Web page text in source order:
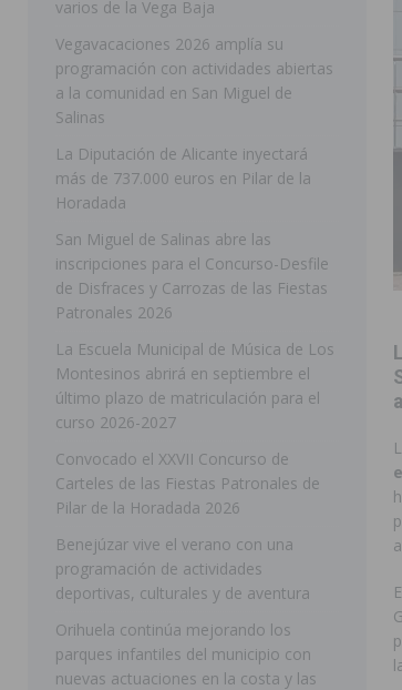
[ 05/08/2026 ]
Orihuela ultima
CEIP Virgen de la Puerta
ORIHUELA
Torrevieja presenta su
[ 05/08/2026 ] Sanidad Orihuela llama
los desplazamientos
ORIHUELA
Orihuela acogerá una
ORIHUELA
[ 06/08/2026 ]
Redován presenta la
[ 06/08/2026 ] El PSOE denuncia una
[ 06/08/2026 ]
La Diputación destina
ellos varios de la Vega Baja
[ 06/08/2026 ] Vegavacaciones 2026
varios de la Vega Baja
Vegavacaciones 2026 amplía su
programación con actividades abiertas
a la comunidad en San Miguel de
Salinas
La Diputación de Alicante inyectará
más de 737.000 euros en Pilar de la
Horadada
San Miguel de Salinas abre las
inscripciones para el Concurso-Desfile
de Disfraces y Carrozas de las Fiestas
Patronales 2026
La Escuela Municipal de Música de Los
Montesinos abrirá en septiembre el
último plazo de matriculación para el
curso 2026-2027
Convocado el XXVII Concurso de
Carteles de las Fiestas Patronales de
Pilar de la Horadada 2026
Benejúzar vive el verano con una
programación de actividades
deportivas, culturales y de aventura
Orihuela continúa mejorando los
parques infantiles del municipio con
nuevas actuaciones en la costa y las